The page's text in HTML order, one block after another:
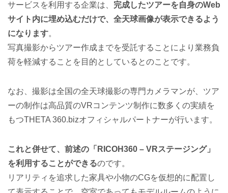
サービスを利用する企業は、 完成したツアーを自身のWeb
サイト内に埋め込むだけで、全天球画像が表示できるよう
になります。
写真撮影からツアー作成までを受託することにより業務負
荷を軽減することを目的としているとのことです。
なお、撮影は全国の全天球撮影の専門カメラマンが、ツア
ーの制作は高品質のVRコンテンツ制作に数多くの実績を
もつTHETA 360.bizオフィシャルパートナーが行います。
これと併せて、前述の「RICOH360 – VRステージング」
を利用することができるのです。
リアリティを追求した家具や小物のCGを仮想的に配置し